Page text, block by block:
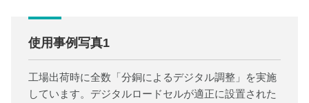
使用事例写真1
工場出荷時に全数「分銅によるデジタル調整」を実施
しています。デジタルロードセルが適正に設置された